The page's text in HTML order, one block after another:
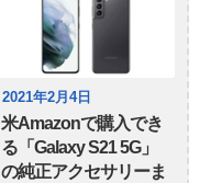
2021年2月4日
米Amazonで購入でき
る「Galaxy S21 5G」
の純正アクセサリーま